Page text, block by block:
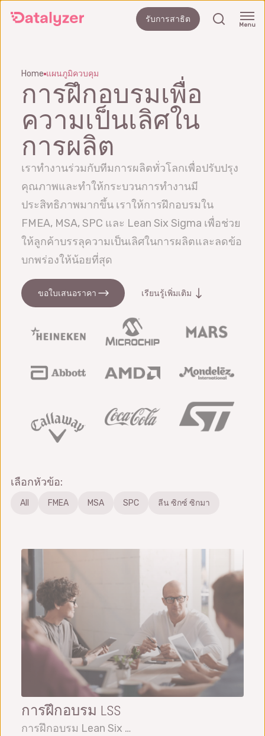
รับการสาธิต search
Menu
Home แผนภูมิควบคุม
การฝึกอบรมเพื่อ
ความเป็นเลิศใน
การผลิต
เราทำงานร่วมกับทีมการผลิตทั่วโลกเพื่อปรับปรุง
คุณภาพและทำให้กระบวนการทำงานมี
ประสิทธิภาพมากขึ้น เราให้การฝึกอบรมใน
FMEA, MSA, SPC และ Lean Six Sigma เพื่อช่วย
ให้ลูกค้าบรรลุความเป็นเลิศในการผลิตและลดข้อ
บกพร่องให้น้อยที่สุด
ขอใบเสนอราคา เรียนรู้เพิ่มเติม
เลือกหัวข้อ:
All FMEA MSA SPC ลีน ซิกซ์ ซิกมา
การฝึกอบรม LSS
การฝึกอบรม Lean Six …